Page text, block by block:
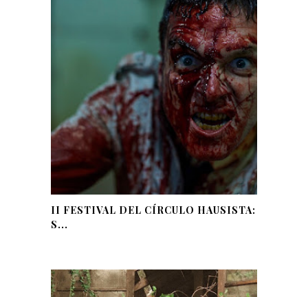
II FESTIVAL DEL CÍRCULO HAUSISTA:
S...